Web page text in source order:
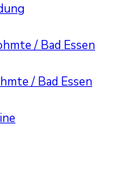
/ Bad Essen
/ Bad Essen